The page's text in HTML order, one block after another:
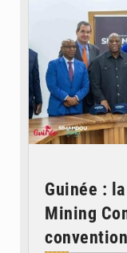
Guinée :
Mining